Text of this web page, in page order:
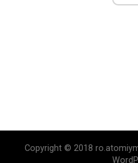
Copyright © 2018